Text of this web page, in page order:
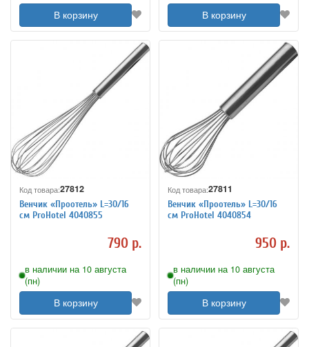
В корзину В корзину
Код товара:27812
Венчик «Проотель» L=30/16
см ProHotel 4040855
790 р.
в наличии на 10 августа
(пн)
В корзину
Код товара:27811
Венчик «Проотель» L=30/16
см ProHotel 4040854
950 р.
в наличии на 10 августа
(пн)
В корзину